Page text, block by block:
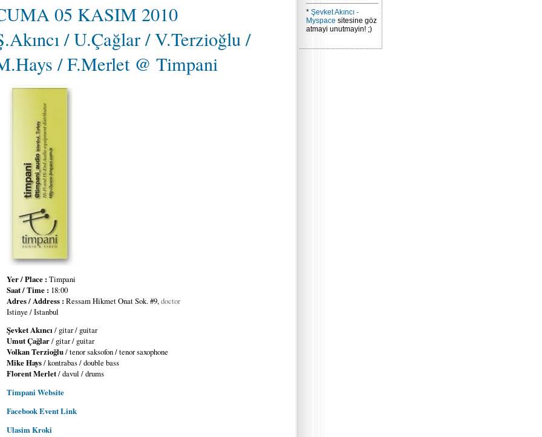
05 KASIM 2010
/ U.Çağlar / V.Terzioğlu /
/ F.Merlet @ Timpani
Yer / Place : Timpani
Saat / Time : 18:00
Adres / Address : Ressam Hikmet Onat Sok. #9, doctor
Istinye / Istanbul
Şevket Akıncı / gitar / guitar
Umut Çağlar/ gitar / guitar
Volkan Terzioğlu/ tenor saksofon / tenor saxophone
Mike Hays/ kontrabas / double bass
Florent Merlet/ davul / drums
Timpani Website
Facebook Event Link
Ulasim Kroki
* Şevket Akıncı -
Myspace sitesine göz
atmayi unutmayin! ;)